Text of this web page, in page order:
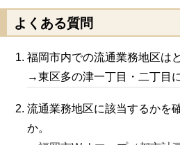
よくある質問
福岡市内での流通業務地区は
→東区多の津一丁目・二丁目
流通業務地区に該当するかを
か。